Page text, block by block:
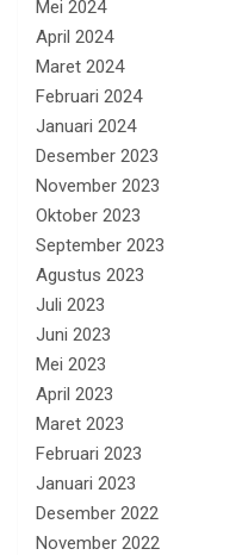
Mei 2024
April 2024
Maret 2024
Februari 2024
Januari 2024
Desember 2023
November 2023
Oktober 2023
September 2023
Agustus 2023
Juli 2023
Juni 2023
Mei 2023
April 2023
Maret 2023
Februari 2023
Januari 2023
Desember 2022
November 2022